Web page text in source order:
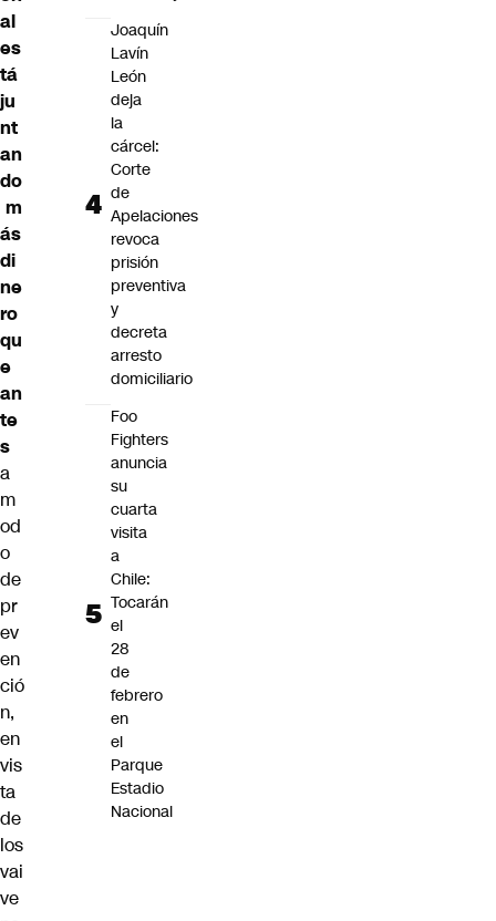
al
es
tá
ju
nt
an
do
m
ás
di
ne
ro
qu
e
an
te
s
a
m
od
o
de
pr
ev
en
ció
n,
en
vis
ta
de
los
vai
ve
Joaquín
Lavín
León
deja
la
cárcel:
Corte
de
Apelaciones
revoca
prisión
preventiva
y
decreta
arresto
domiciliario
Foo
Fighters
anuncia
su
cuarta
visita
a
Chile:
Tocarán
el
28
de
febrero
en
el
Parque
Estadio
Nacional